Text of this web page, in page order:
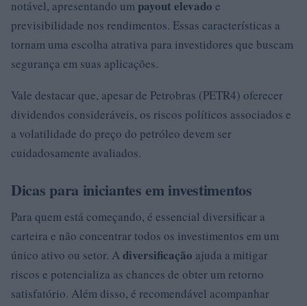
notável, apresentando um payout elevado e
previsibilidade nos rendimentos. Essas características a
tornam uma escolha atrativa para investidores que buscam
segurança em suas aplicações.
Vale destacar que, apesar de Petrobras (PETR4) oferecer
dividendos consideráveis, os riscos políticos associados e
a volatilidade do preço do petróleo devem ser
cuidadosamente avaliados.
Dicas para iniciantes em investimentos
Para quem está começando, é essencial diversificar a
carteira e não concentrar todos os investimentos em um
único ativo ou setor. Adiversificação ajuda a mitigar
riscos e potencializa as chances de obter um retorno
satisfatório. Além disso, é recomendável acompanhar